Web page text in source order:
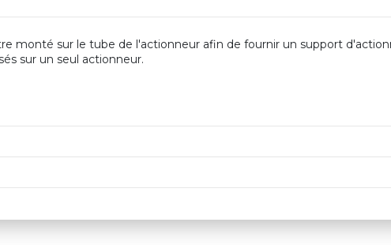
monté sur le tube de l'actionneur afin de fournir un support
sur un seul actionneur.